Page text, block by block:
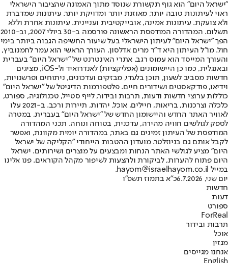
"ישראל היום" הוא גוף תקשורת שנוסד מתוך האמונה שהציבור הישראלי
ראוי לעיתונות טובה יותר, מאוזנת יותר ומדויקת יותר. עיתונות שמדברת
ולא צועקת. עיתונות אמינה, אובייקטיבית ועניינית. עיתונות אחרת וללא
תשלום. המהדורה המודפסת הראשונה פורסמה ב-30 ביולי 2007, וב-2010
הפך "ישראל היום" לעיתון הישראלי בעל שיעור החשיפה הגבוה ביותר בימי
חול. מו"ל העיתון היא ד"ר מרים אדלסון. העורך הראשי הוא עמר לחמנוביץ,
והעורך המייסד הוא עמוס רגב. אתרי האינטרנט של "ישראל היום" בעברית
ובאנגלית, כמו כן היישומונים (אפליקציות) לאנדרואיד ול-iOS, מציגים
חדשות מסביב לשעון, תוכן בלעדי, מבזקים ועדכונים, ניתוחים ופרשנויות,
וידיאו, פודקאסטים ושידורים חיים. פלטפורמות הדיגיטל של "ישראל היום"
כוללות ערוצי חדשות ודעות, תרבות ובידור, לייף סטייל, טכנולוגיה, ספורט,
כלכלה וצרכנות, בריאות, חיילים, אוכל, יהדות, תיירות ורכב. ב-2021 עלו
לאוויר האתר החדש והיישומון החדש של "ישראל היום" בעברית, במטרה
לספק לגולשים חוויה מהירה, עדכנית, בטוחה ונוחה. תכני המהדורה
המודפסת של העיתון זמינים גם באתר, במהדורה יומית מקוונת, ואפשר
לקבל אותם גם בניוזלטר. מועדון ההטבות הייחודי "הקליקה של ישראל
היום" מציע לגולשי האתר הנחות ומבצעים על מוצרים ושירותים. ישראל
היום פתוח להערות, לביקורת ולהצעות לשיפור מקהל הקוראים. פנו אלינו
במייל hayom@israelhayom.co.il.
יום שני, 6.7.2026
כ"א בתמוז תשפ"ו
חדשות
דעות
ספורט
ForReal
תרבות ובידור
אוכל
מגזין
אנחנו מגייסים